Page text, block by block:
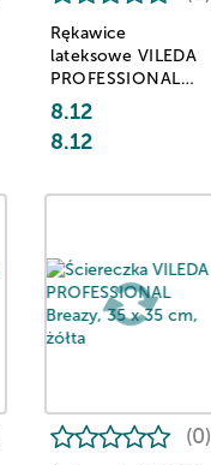
Rękawice
lateksowe VILEDA
PROFESSIONAL
Contract, kat. III,
rozmiar M, żółte
8.12
8.12
(0)